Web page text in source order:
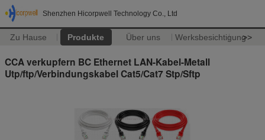
Shenzhen Hicorpwell Technology Co., Ltd
Zu Hause Produkte Über uns Werksbesichtigung>>
CCA verkupfern BC Ethernet LAN-Kabel-Metall
Utp/ftp/Verbindungskabel Cat5/Cat7 Stp/Sftp